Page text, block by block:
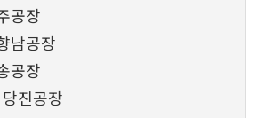
공장
남공장
공장
진공장